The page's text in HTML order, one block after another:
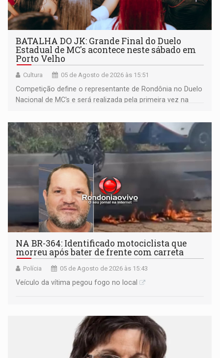
BATALHA DO JK: Grande Final do Duelo
Estadual de MC's acontece neste sábado em
Porto Velho
Cultura 05 de Agosto de 2026 às 15:51
Competição define o representante de Rondônia no Duelo
Nacional de MC's e será realizada pela primeira vez na
NA BR-364: Identificado motociclista que
morreu após bater de frente com carreta
Polícia 05 de Agosto de 2026 às 15:43
Veículo da vítima pegou fogo no local